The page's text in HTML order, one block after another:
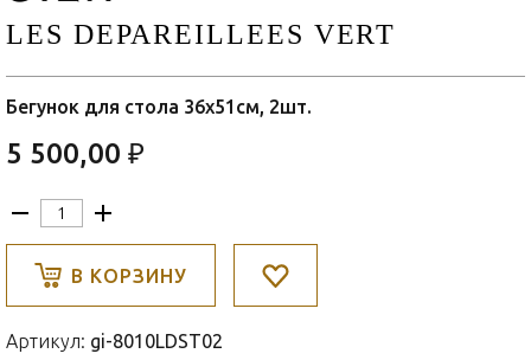
LES DEPAREILLEES VERT
Бегунок для стола 36х51см, 2шт.
5 500,00 ₽
В КОРЗИНУ
Артикул: gi-8010LDST02